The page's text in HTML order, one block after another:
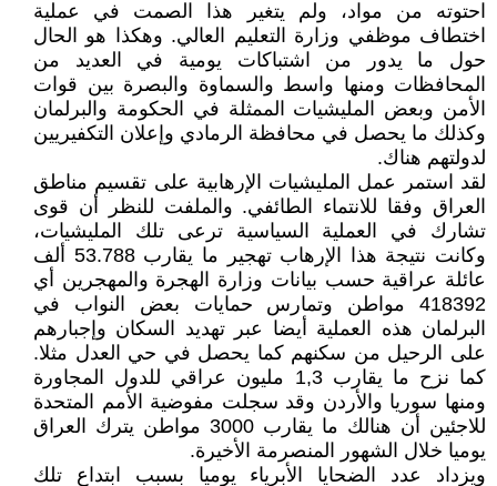
احتوته من مواد، ولم يتغير هذا الصمت في عملية
اختطاف موظفي وزارة التعليم العالي. وهكذا هو الحال
حول ما يدور من اشتباكات يومية في العديد من
المحافظات ومنها واسط والسماوة والبصرة بين قوات
الأمن وبعض المليشيات الممثلة في الحكومة والبرلمان
وكذلك ما يحصل في محافظة الرمادي وإعلان التكفيريين
لدولتهم هناك.
لقد استمر عمل المليشيات الإرهابية على تقسيم مناطق
العراق وفقا للانتماء الطائفي. والملفت للنظر أن قوى
تشارك في العملية السياسية ترعى تلك المليشيات،
وكانت نتيجة هذا الإرهاب تهجير ما يقارب 53.788 ألف
عائلة عراقية حسب بيانات وزارة الهجرة والمهجرين أي
418392 مواطن وتمارس حمايات بعض النواب في
البرلمان هذه العملية أيضا عبر تهديد السكان وإجبارهم
على الرحيل من سكنهم كما يحصل في حي العدل مثلا.
كما نزح ما يقارب 1,3 مليون عراقي للدول المجاورة
ومنها سوريا والأردن وقد سجلت مفوضية الأمم المتحدة
للاجئين أن هنالك ما يقارب 3000 مواطن يترك العراق
يوميا خلال الشهور المنصرمة الأخيرة.
ويزداد عدد الضحايا الأبرياء يوميا بسبب ابتداع تلك